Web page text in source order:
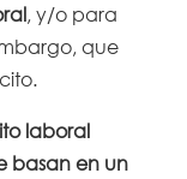
, y/o para
que
laboral
basan en un